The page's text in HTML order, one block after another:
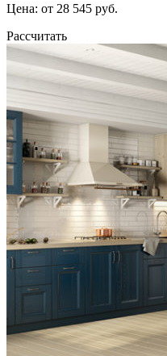
Цена: от 28 545 руб.
Рассчитать